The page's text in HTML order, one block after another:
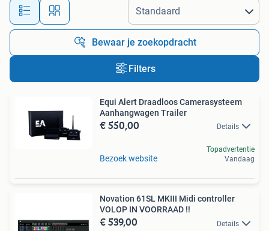
Alle afstanden…
Bewaar je zoekopdracht
Filters
Equi Alert Draadloos Camerasysteem
Aanhangwagen Trailer
€ 550,00 Details
Bezoek website
Topadvertentie
Vandaag
Novation 61SL MKIII Midi controller
VOLOP IN VOORRAAD !!
€ 539,00 Details